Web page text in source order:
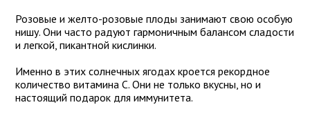
Розовые и желто-розовые плоды занимают свою особую
нишу. Они часто радуют гармоничным балансом сладости
и легкой, пикантной кислинки.
Именно в этих солнечных ягодах кроется рекордное
количество витамина С. Они не только вкусны, но и
настоящий подарок для иммунитета.